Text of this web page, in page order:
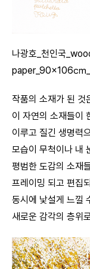
나광호_천인국
paper_90×106㎝
작품의 소재가 된 것
이 자연의 소재들이
이루고 질긴 생명력
모습이 무척이나 내
평범한 도감의 소재
프레이밍 되고 편집
동시에 낯설게 느낄
새로운 감각의 층위